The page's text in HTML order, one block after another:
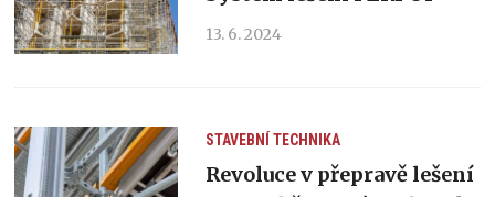
13. 6. 2024
STAVEBNÍ TECHNIKA
Revoluce v přepravě lešení